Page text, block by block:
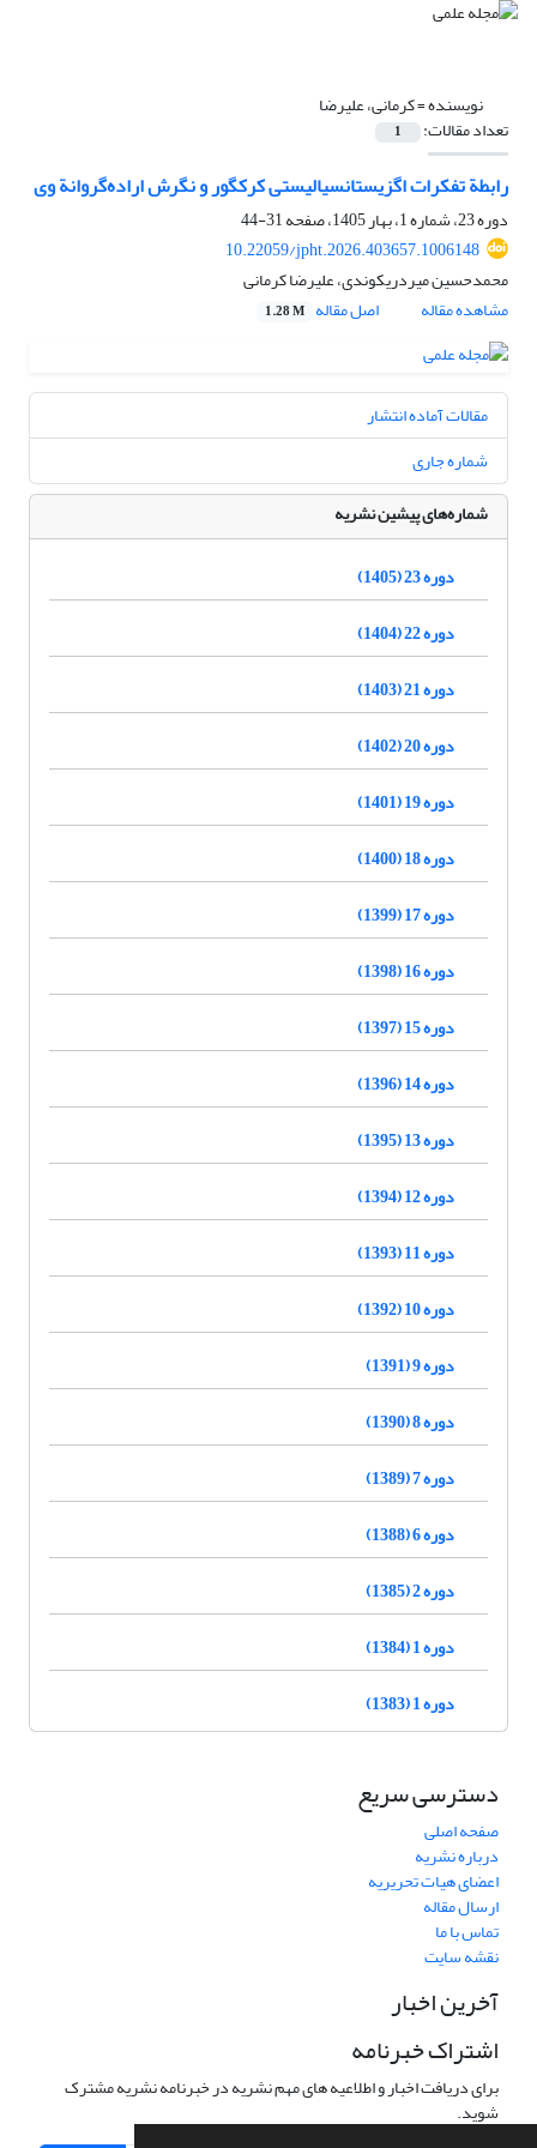
نویسنده =کرمانی، علیرضا
تعداد مقالات: 1
رابطة تفکرات اگزیستانسیالیستی کرکگور و نگرش اراده‌گروانة وی
دوره 23، شماره 1، بهار 1405، صفحه
31-44
10.22059/jpht.2026.403657.1006148
محمدحسین میردریکوندی، علیرضا کرمانی
مشاهده مقاله
اصل مقاله 1.28 M
مقالات آماده انتشار
شماره جاری
شماره‌های پیشین نشریه
دوره 23 (1405)
دوره 22 (1404)
دوره 21 (1403)
دوره 20 (1402)
دوره 19 (1401)
دوره 18 (1400)
دوره 17 (1399)
دوره 16 (1398)
دوره 15 (1397)
دوره 14 (1396)
دوره 13 (1395)
دوره 12 (1394)
دوره 11 (1393)
دوره 10 (1392)
دوره 9 (1391)
دوره 8 (1390)
دوره 7 (1389)
دوره 6 (1388)
دوره 2 (1385)
دوره 1 (1384)
دوره 1 (1383)
دسترسی سریع
صفحه اصلی
درباره نشریه
اعضای هیات تحریریه
ارسال مقاله
تماس با ما
نقشه سایت
آخرین اخبار
اشتراک خبرنامه
برای دریافت اخبار و اطلاعیه های مهم نشریه در خبرنامه نشریه مشترک
شوید.